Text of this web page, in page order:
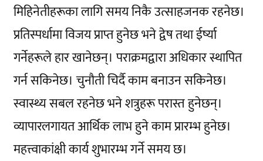
मिहिनेतीहरूका लागि समय निकै उत्साहजनक रहनेछ।
प्रतिस्पर्धामा विजय प्राप्त हुनेछ भने द्वेष तथा ईर्ष्या
गर्नेहरूले हार खानेछन्। पराक्रमद्वारा अधिकार स्थापित
गर्न सकिनेछ। चुनौती चिर्दै काम बनाउन सकिनेछ।
स्वास्थ्य सबल रहनेछ भने शत्रुहरू परास्त हुनेछन्।
व्यापारलगायत आर्थिक लाभ हुने काम प्रारम्भ हुनेछ।
महत्त्वाकांक्षी कार्य शुभारम्भ गर्ने समय छ।